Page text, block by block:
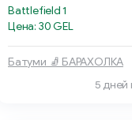
Battlefield 1
Цена: 30 GEL
Батуми 🧦 БАРАХОЛКА
5 дней